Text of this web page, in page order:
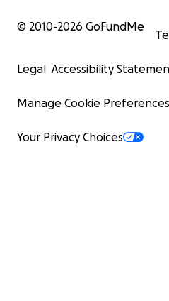
© 2010-2026 GoFundMe
Legal Accessibility
Manage Cookie Preferences
Your Privacy Choices